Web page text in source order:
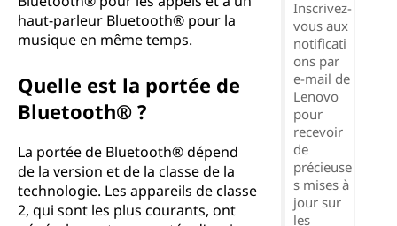
haut-parleur Bluetooth® pour la
musique en même temps.
Quelle est la portée de
Bluetooth® ?
La portée de Bluetooth® dépend
de la version et de la classe de la
technologie. Les appareils de classe
2, qui sont les plus courants, ont
Inscrivez-
vous aux
notificati
ons par
e-mail de
Lenovo
pour
recevoir
de
précieuse
s mises à
jour sur
les